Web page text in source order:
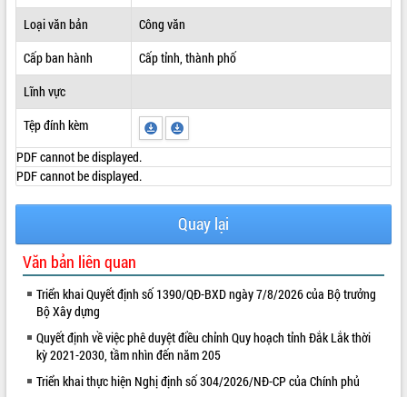
VIDEO
Loại văn bản
Công văn
Cấp ban hành
Cấp tỉnh, thành phố
Lĩnh vực
Tệp đính kèm
PDF cannot be displayed.
PDF cannot be displayed.
Quay lại
Văn bản liên quan
Triển khai Quyết định số 1390/QĐ-BXD ngày 7/8/2026 của Bộ trưởng
Bộ Xây dựng
Quyết định về việc phê duyệt điều chỉnh Quy hoạch tỉnh Đắk Lắk thời
kỳ 2021-2030, tầm nhìn đến năm 205
Triển khai thực hiện Nghị định số 304/2026/NĐ-CP của Chính phủ